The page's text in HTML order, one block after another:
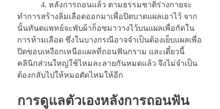
4. หลังการถอนแล้ว ตามธรรมชาติร่างกายจะ
ทำการสร้างลิ่มเลือดออกมาเพื่อปิดบาดแผลเอาไว้ จาก
นั้นทันตแพทย์จะพับผ้าก็อซมาวางไว้บนแผลเพื่อกัดใน
การห้ามเลือด ซึ่งในบางกรณีอาจจำเป็นต้องเย็บแผลเพื่อ
ปิดขอบเหงือกเหนือแผลที่ถอนฟันกราม และเดี๋ยวนี้
คลินิกส่วนใหญ่ใช้ไหมละลายกันหมดแล้ว จึงไม่จำเป็น
ต้องกลับไปให้หมอตัดไหมให้อีก
การดูแลตัวเองหลังการถอนฟัน